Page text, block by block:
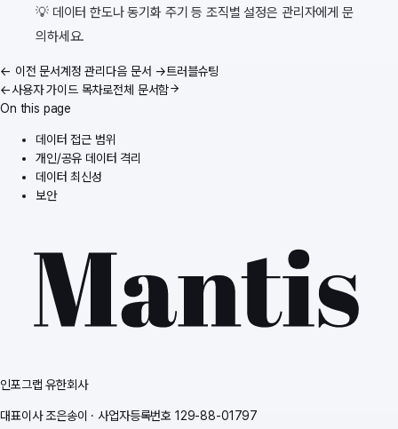
💡 데이터 한도나 동기화 주기 등 조직별 설정은 관리자에게 문
의하세요.
← 이전 문서계정 관리 다음 문서 →트러블슈팅
←사용자 가이드목차로전체 문서함
On this page
데이터 접근 범위
개인/공유 데이터 격리
데이터 최신성
보안
인포그랩 유한회사
대표이사 조은송이 · 사업자등록번호 129-88-01797